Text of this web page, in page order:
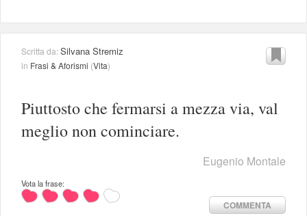
Scritta da:Silvana Stremiz
in Frasi & Aforismi (Vita)
Piuttosto che fermarsi a mezza via, val
meglio non cominciare.
Eugenio Montale
Vota la frase:
COMMENTA